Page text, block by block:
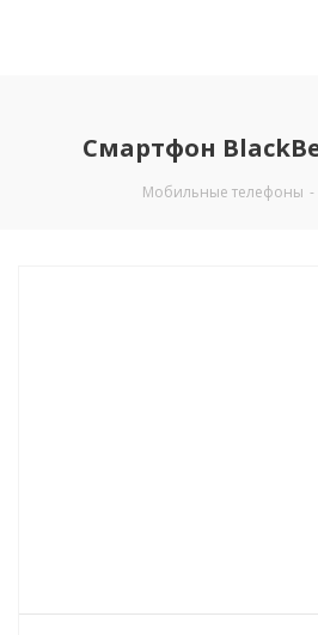
Смартфон
Мобильные телефоны -